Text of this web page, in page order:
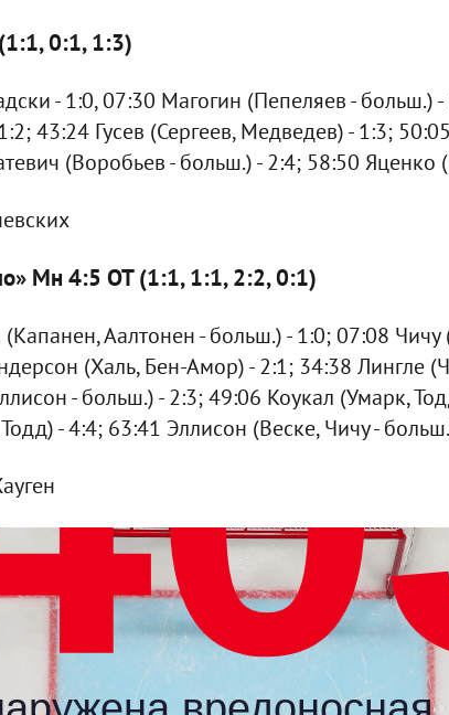
0:1, 1:3)
- 1:0, 07:30 Магогин (Пепеляев - больш.) -
43:24 Гусев (Сергеев, Медведев) - 1:3;
(Воробьев - больш.) - 2:4; 58:50 Яценко
Мн 4:5 ОТ (1:1, 1:1, 2:2, 0:1)
Аалтонен - больш.) - 1:0; 07:08 Чичу
(Халь, Бен-Амор) - 2:1; 34:38 Лингле
- больш.) - 2:3; 49:06 Коукал (Умарк,
- 4:4; 63:41 Эллисон (Веске, Чичу -